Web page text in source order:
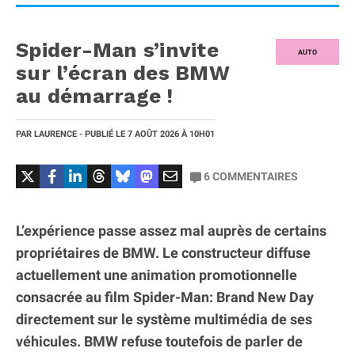
AUTO
Spider-Man s’invite
sur l’écran des BMW
au démarrage !
PAR LAURENCE - PUBLIÉ LE 7 AOÛT 2026 À 10H01
6COMMENTAIRES
L’expérience passe assez mal auprès de certains
propriétaires de BMW. Le constructeur diffuse
actuellement une animation promotionnelle
consacrée au film Spider-Man: Brand New Day
directement sur le système multimédia de ses
véhicules. BMW refuse toutefois de parler de